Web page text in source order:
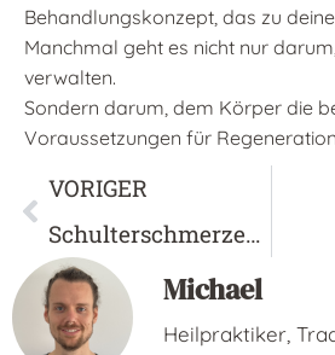
Behandlungskonzept, das zu
Manchmal geht es nicht nur
verwalten.
Sondern darum, dem Körper die
Voraussetzungen für
VORIGER
Schulterschmerzen nachts – Ursachen & Hilfe ohne OP
Michael
Heilpraktiker,